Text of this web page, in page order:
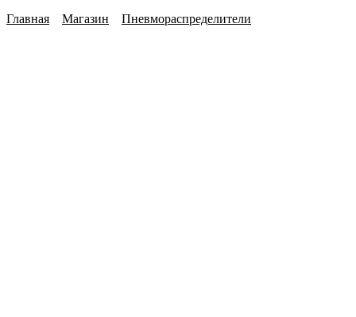
Главная Магазин Пневмораспределители